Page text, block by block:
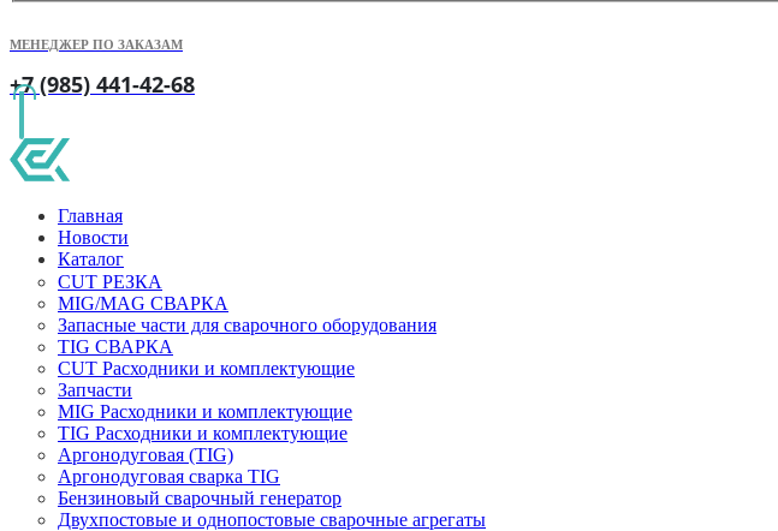
МЕНЕДЖЕР ПО ЗАКАЗАМ
+7 (985) 441-42-68
Главная
Новости
Каталог
CUT РЕЗКА
MIG/MAG СВАРКА
Запасные части для сварочного оборудования
TIG СВАРКА
CUT Расходники и комплектующие
Запчасти
MIG Расходники и комплектующие
TIG Расходники и комплектующие
Аргонодуговая (TIG)
Аргонодуговая сварка TIG
Бензиновый сварочный генератор
Двухпостовые и однопостовые сварочные агрегаты